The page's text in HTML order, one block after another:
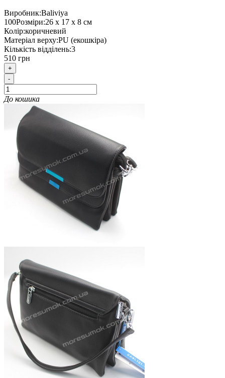
Виробник:Baliviya
100Розміри:26 х 17 х 8 см
Колір:коричневий
Матеріал верху:PU (екошкіра)
Кількість відділень:3
510 грн
+
-
До кошика